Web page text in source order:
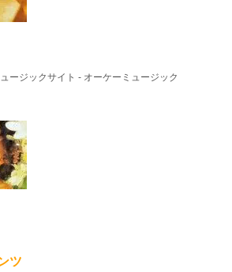
ージックサイト - オーケーミュージック
ツ